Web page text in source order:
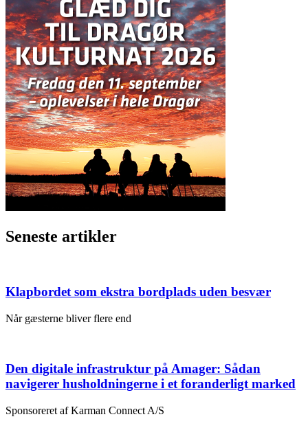
Seneste artikler
Klapbordet som ekstra bordplads uden besvær
Når gæsterne bliver flere end
Den digitale infrastruktur på Amager: Sådan
navigerer husholdningerne i et foranderligt marked
Sponsoreret af Karman Connect A/S